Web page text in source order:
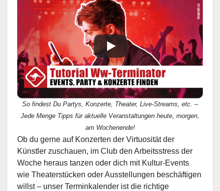
So findest Du Partys, Konzerte, Theater, Live-Streams, etc. –
Jede Menge Tipps für aktuelle Veranstaltungen heute, morgen,
am Wochenende!
Ob du gerne auf Konzerten der Virtuosität der
Künstler zuschauen, im Club den Arbeitsstress der
Woche heraus tanzen oder dich mit Kultur-Events
wie Theaterstücken oder Ausstellungen beschäftigen
willst – unser Terminkalender ist die richtige